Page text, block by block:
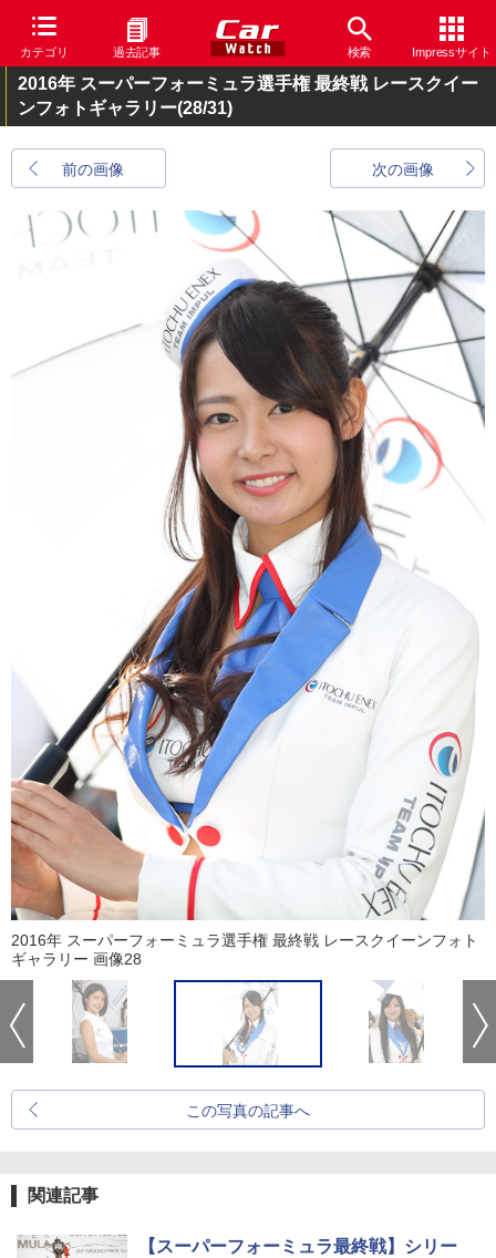
カテゴリ 過去記事 検索 Impressサイト
2016年 スーパーフォーミュラ選手権 最終戦 レースクイー
ンフォトギャラリー(28/31)
前の画像 次の画像
2016年 スーパーフォーミュラ選手権 最終戦 レースクイーンフォト
ギャラリー 画像28
この写真の記事へ
関連記事
【スーパーフォーミュラ最終戦】シリー